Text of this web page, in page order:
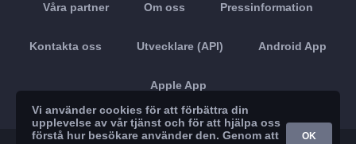
Våra partner Om oss Pressinformation
Kontakta oss Utvecklare (API) Android App
Apple App
Vi använder cookies för att förbättra din
upplevelse av vår tjänst och för att hjälpa oss
förstå hur besökare använder den. Genom att
OK